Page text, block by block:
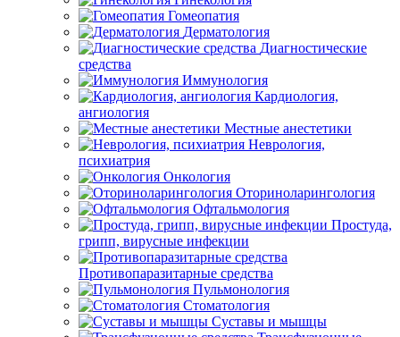
Гомеопатия
Дерматология
Диагностические
средства
Иммунология
Кардиология,
ангиология
Местные анестетики
Неврология,
психиатрия
Онкология
Оториноларингология
Офтальмология
Простуда,
грипп, вирусные инфекции
Противопаразитарные средства
Пульмонология
Стоматология
Суставы и мышцы